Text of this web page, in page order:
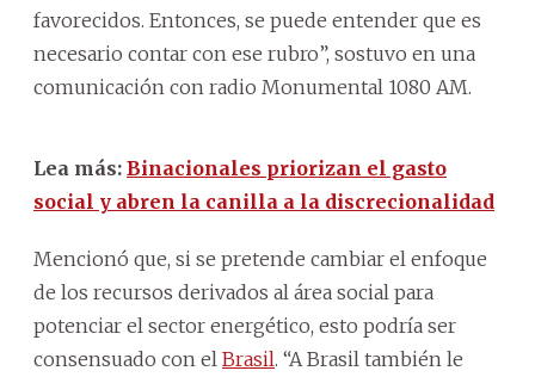
favorecidos. Entonces, se puede entender que es
necesario contar con ese rubro”, sostuvo en una
comunicación con radio Monumental 1080 AM.
Lea más: Binacionales priorizan el gasto
social y abren la canilla a la discrecionalidad
Mencionó que, si se pretende cambiar el enfoque
de los recursos derivados al área social para
potenciar el sector energético, esto podría ser
consensuado con el Brasil. “A Brasil también le